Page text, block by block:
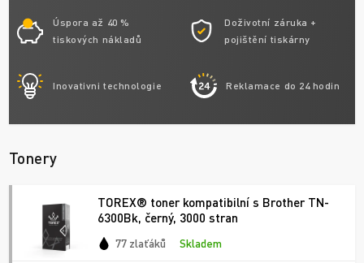
Úspora až 40 %
tiskových nákladů
Doživotní záruka +
pojištění tiskárny
Inovativni technologie Reklamace do 24 hodin
Tonery
TOREX® toner kompatibilní s Brother TN-
6300Bk, černý, 3000 stran
77 zlaťáků Skladem